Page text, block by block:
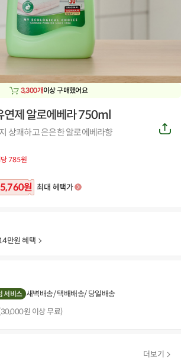
3,300개이상 구매했어요
제 알로에베라 750ml
상쾌하고 은은한 알로에베라향
785원
5,760원 최대 혜택가
공
유
만원 혜택
서비스 새벽배송 택배배송 당일배송
원 이상 무료)
더보기